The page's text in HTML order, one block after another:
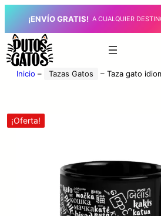
¡ENVÍO GRATIS! A CUALQUIER
Inicio – Tazas Gatos – Taza gato
¡Oferta!